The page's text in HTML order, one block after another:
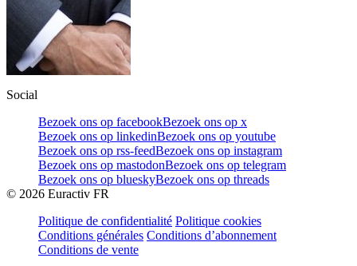
Social
Bezoek ons op facebookBezoek ons op x
Bezoek ons op linkedinBezoek ons op youtube
Bezoek ons op rss-feedBezoek ons op instagram
Bezoek ons op mastodonBezoek ons op telegram
Bezoek ons op blueskyBezoek ons op threads
© 2026 Euractiv FR
Politique de confidentialité Politique cookies
Conditions générales Conditions d’abonnement
Conditions de vente